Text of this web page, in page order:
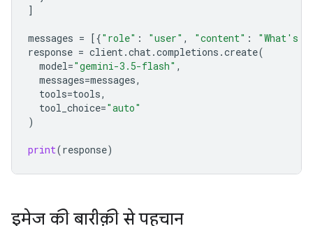
]
messages = [{"role" : "user" , "content" :
"What's
response = client.chat.completions .create(
model="gemini-3.5-flash" ,
messages=messages,
tools=tools,
tool_choice="auto"
)
print(response)
इमेज की बारीक़ी से पहचान